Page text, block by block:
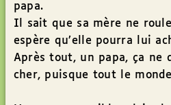
papa.
Il sait que sa mère ne
espère qu’elle pourra lui
Après tout, un papa, ça ne
cher, puisque tout le